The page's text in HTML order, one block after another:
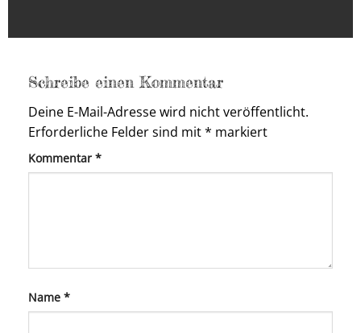
Schreibe einen Kommentar
Deine E-Mail-Adresse wird nicht veröffentlicht.
Erforderliche Felder sind mit* markiert
Kommentar *
Name *